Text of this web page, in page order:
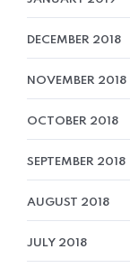
DECEMBER 2018
NOVEMBER 2018
OCTOBER 2018
SEPTEMBER 2018
AUGUST 2018
JULY 2018